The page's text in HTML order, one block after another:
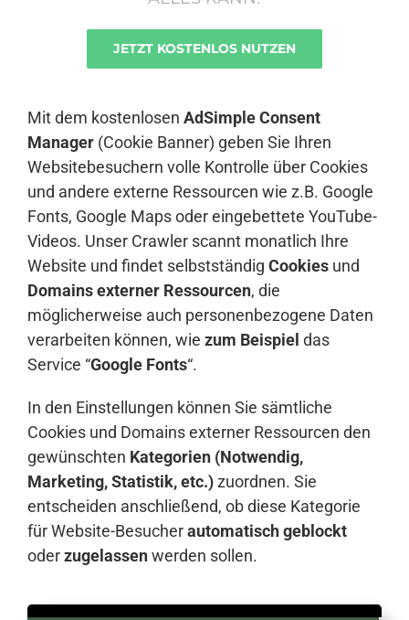
JETZT KOSTENLOS NUTZEN
Mit dem kostenlosen AdSimple Consent
Manager (Cookie Banner) geben Sie Ihren
Websitebesuchern volle Kontrolle über Cookies
und andere externe Ressourcen wie z.B. Google
Fonts, Google Maps oder eingebettete YouTube-
Videos. Unser Crawler scannt monatlich Ihre
Website und findet selbstständig Cookies und
Domains externer Ressourcen, die
möglicherweise auch personenbezogene Daten
verarbeiten können, wie zum Beispiel das
Service “Google Fonts“.
In den Einstellungen können Sie sämtliche
Cookies und Domains externer Ressourcen den
gewünschten Kategorien (Notwendig,
Marketing, Statistik, etc.)zuordnen. Sie
entscheiden anschließend, ob diese Kategorie
für Website-Besucherautomatisch geblockt
oderzugelassenwerden sollen.